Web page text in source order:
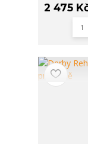
2 475